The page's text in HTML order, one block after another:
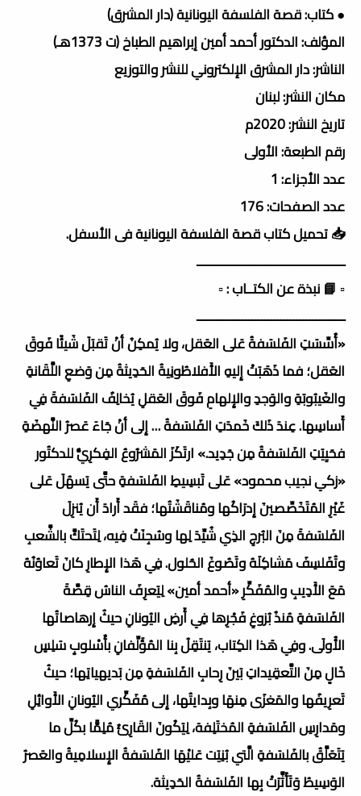
● كتاب: قصة الفلسفة اليونانية (دار المشرق)
المؤلف: الدكتور أحمد أمين إبراهيم الطباخ (ت 1373هـ)
الناشر: دار المشرق الإلكتروني للنشر والتوزيع
مكان النشر: لبنان
تاريخ النشر: 2020م
رقم الطبعة: الأولى
عدد الأجزاء: 1
عدد الصفحات: 176
📥 تحميل كتاب قصة الفلسفة اليونانية فى الأسفل.
ــــــــــــــــــــــــــــــــــــــــــــــ
▫️ 📘 نبذة عن الكتــاب : ▫️
ــــــــــــــــــــــــــــــــــــــــــــــ
«أُسِّسَتِ الفَلسَفةُ عَلى العَقل، ولا يُمكِنُ أنْ تَقبَلَ شَيئًا فَوقَ
العَقل؛ فما ذَهَبَتْ إِليهِ الأَفلاطُونِيةُ الحَدِيثةُ مِن وَضعِ اللَّقَانةِ
والغَيبُوبَةِ والوَجدِ والإِلهامِ فَوقَ العَقلِ يُخالِفُ الفَلسَفةَ فِي
أَساسِها. عِندَ ذَلكَ خَمدَتِ الفَلسَفةُ … إِلى أنْ جَاءَ عَصرُ النَّهضَةِ
فحَيِيَتِ الفَلسَفةُ مِن جَدِيد.» ارتَكَزَ المَشرُوعُ الفِكرِيُّ للدكتُور
«زكي نجيب محمود» عَلى تَبسِيطِ الفَلسَفةِ حتَّى يَسهُلَ عَلى
غَيْرِ المُتَخَصِّصينَ إِدرَاكُها ومُناقَشَتُها؛ فقَد أَرادَ أَن يُنزِلَ
الفَلسَفةَ مِنَ البُرجِ الذِي شُيِّدَ لِها وسُجِنَتْ فِيه، لِتَحتَكَّ بالشَّعبِ
وتُفَلسِفَ مَشاكِلَهُ وتَصُوغَ الحُلول. فِي هَذا الإِطارِ كانَ تَعاوُنُهُ
مَعَ الأَدِيبِ والمُفَكِّرِ «أحمد أمين» لِيَعرِفَ الناسُ قِصَّةَ
الفَلسَفةِ مُنذُ بُزوغِ فَجْرِها فِي أَرضِ اليُونانِ حيثُ إِرهاصاتُها
الأُولَى. وفِي هَذا الكِتاب، يَنتَقِلُ بِنا المُؤَلِّفانِ بأُسْلوبٍ سَلِسٍ
خَالٍ مِنَ التَّعقِيداتِ بَينَ رِحابِ الفَلسَفةِ مِن بَديهياتِها؛ حيثُ
تَعرِيفُها والمَغزَى مِنهَا وبِدايتُها، إِلى مُفَكِّري اليُونانِ الأَوائِلِ
ومَدارِسِ الفَلسَفةِ المُختَلِفة، لِيَكُونَ القَارِئُ مُلِمًّا بكُلِّ ما
يَتَعَلَّقُ بالفَلسَفةِ الَّتي بُنِيَت عَليْهَا الفَلسَفةُ الإِسلامِيةُ والعَصرُ
الوَسِيطُ وَتَأَثَّرَتْ بِها الفَلسَفةُ الحَدِيثة.